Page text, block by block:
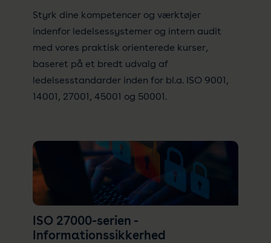
Styrk dine kompetencer og værktøjer
indenfor ledelsessystemer og intern audit
med vores praktisk orienterede kurser,
baseret på et bredt udvalg af
ledelsesstandarder inden for bl.a. ISO 9001,
14001, 27001, 45001 og 50001.
ISO 27000-serien -
Informationssikkerhed